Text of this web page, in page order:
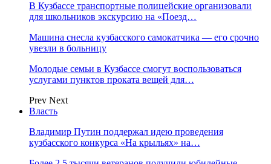
В Кузбассе транспортные полицейские организовали
для школьников экскурсию на «Поезд…
Машина снесла кузбасского самокатчика — его срочно
увезли в больницу
Молодые семьи в Кузбассе смогут воспользоваться
услугами пунктов проката вещей для…
Prev Next
Власть
Владимир Путин поддержал идею проведения
кузбасского конкурса «На крыльях» на…